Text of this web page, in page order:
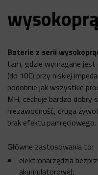
Baterie z serii
tam, gdzie wymagane jest
(do 10C) przy niskiej
podobnie jak wszystkie
MH, cechuje bardzo dobry
niezawodność, długa
brak efektu pamięciowego.
Główne zastosowania to:
elektronarzędzia
akumulatorowe);